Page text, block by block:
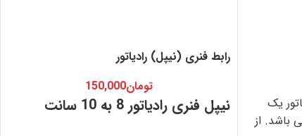
یک
باشد. از
رابط فنری (نیپل) رادیاتور
تومان150,000
نیپل فنری رادیاتور 8 به 10 سانت